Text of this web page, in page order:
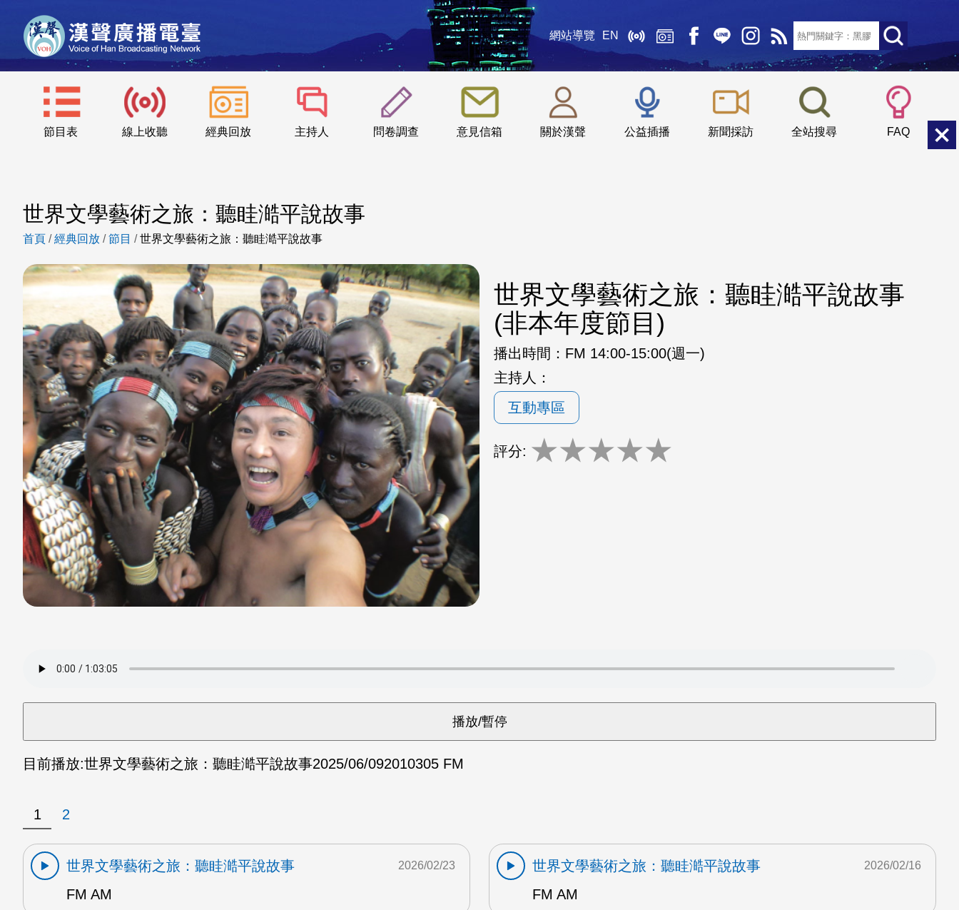
網站導覽 EN
節目表 線上收聽 經典回放 主持人 問卷調查 意見信箱 關於漢聲 公益插播 新聞採訪 全站搜尋 FAQ
::: 小 中
世界文學藝術之旅：聽眭澔平說故事
首頁 /經典回放 /節目 /世界文學藝術之旅：聽眭澔平說故事
世界文學藝術之旅：聽眭澔平說故事
(非本年度節目)
播出時間： FM 14:00-15:00(週一)
主持人：
互動專區
評分: ★★★★★
目前播放:世界文學藝術之旅：聽眭澔平說故事2025/06/092010305 FM
1 2
世界文學藝術之旅：聽眭澔平說故事
FM AM
2026/02/23
世界文學藝術之旅：聽眭澔平說故事
FM AM
2026/02/16